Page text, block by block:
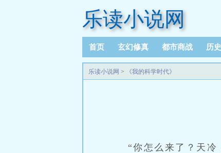
乐读小说网
首页 玄幻修真 都市商战 历
乐读小说网 > 《我的科学时代》
“你怎么来了？天